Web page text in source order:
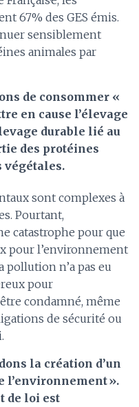
67% des GES émis.
sensiblement
animales par
de consommer «
en cause l’élevage
durable lié au
des protéines
végétales.
sont complexes à
Pourtant,
catastrophe pour que
pour l’environnement
pollution n’a pas eu
pour
condamné, même
de sécurité ou
la création d’un
l’environnement ».
de loi est